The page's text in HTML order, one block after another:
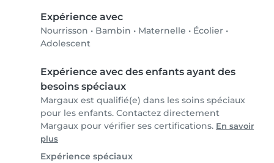
Expérience avec
Nourrisson • Bambin • Maternelle • Écolier •
Adolescent
Expérience avec des enfants ayant des
besoins spéciaux
Margaux est qualifié(e) dans les soins spéciaux
pour les enfants. Contactez directement
Margaux pour vérifier ses certifications. En savoir
plus
Expérience spéciaux